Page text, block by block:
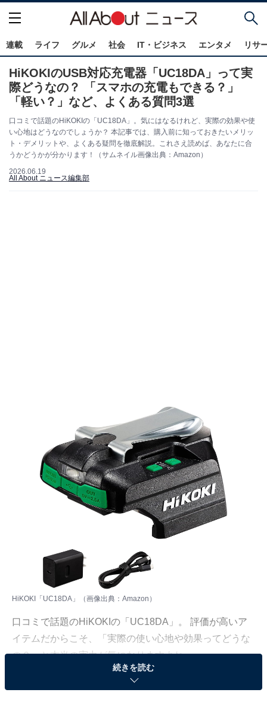
連載 ライフ グルメ 社会 IT・ビジネス エンタメ リサ
HiKOKIのUSB対応充電器「UC18DA」って実
際どうなの？ 「スマホの充電もできる？」
「軽い？」など、よくある質問3選
口コミで話題のHiKOKIの「UC18DA」。気にはなるけれど、実際の効果や使
い心地はどうなのでしょうか？ 本記事では、購入前に知っておきたいメリッ
ト・デメリットや、よくある疑問を徹底解説。これさえ読めば、あなたに合
うかどうかが分かります！（サムネイル画像出典：Amazon）
2026.06.19
All About ニュース編集部
HiKOKI「UC18DA」（画像出典：Amazon）
口コミで話題のHiKOKIの「UC18DA」。 評価が高いア
イテムだからこそ、「実際の使い心地や効果ってどうな
の？」と本当の実力が気になりますよね。
そこで今回は、UC18DAについて多くの方が抱く疑問
続きを読む